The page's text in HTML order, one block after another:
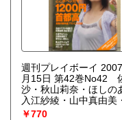
週刊プレイボーイ
月15日 第42巻No42
沙・秋山莉奈・ほしの
入江紗綾・山中真由美
知恵・高岡未来・夢元
￥770